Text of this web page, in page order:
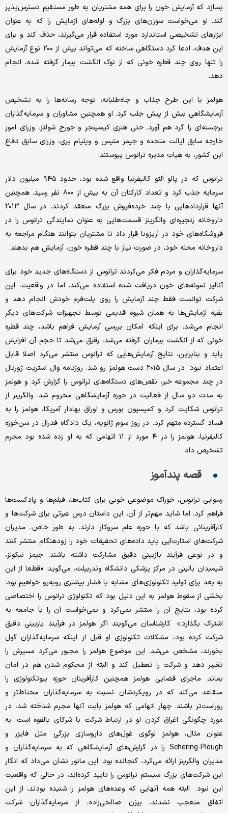
بسازد که آزمایش خون را برای همه مشتریان به طور مستقیم دسترس‌پذیر
کند. او می‌خواست سوزن‌های بزرگ و لوله‌های آزمایش را که به عنوان
ابزارهای تشخیصی استاندارد مورد استفاده قرار می‌گیرند، حذف کند و برای
این هدف، ادعا کرد دستگاهی ساخته که می‌تواند بیش از ۲۰۰ نوع آزمایش
را تنها روی چند قطره خونی که از نوک انگشت بیمار گرفته شده، انجام
دهد.
هولمز با این طرح جذاب و جاه‌طلبانه، توجه رسانه‌ها را به تشخیص
آزمایشگاهی بیش از پیش جلب کرد. او همچنین مشاوران و سرمایه‌گذاران
برجسته‌ای را گرد هم آورد. حتی هنری کیسینجر و جورج شولتز، وزرای امور
خارجه سابق ایالت متحده و جیمز متیس و ویلیام پری، وزرای سابق دفاع
این کشور، به هیات مدیره ترانوس پیوستند.
ترانوس که در پالو آلتو کالیفرنیا واقع شده بود، حدود ۹۴۵ میلیون دلار
سرمایه جذب کرد و تعداد کارکنان آن به بیش از ۸۰۰ نفر رسید. همچنین
آنها قراردادهایی با چند خرده‌فروش بزرگ منعقد کردند. در سال ۲۰۱۳
داروخانه زنجیره‌ای والگرینز قسمت‌هایی به عنوان نمایندگی ترانوس را در
فروشگاه‌های خود در آریزونا قرار داد تا مشتریان بتوانند هنگام مراجعه به
داروخانه محله خود، در صورت نیاز با چند قطره خون، آزمایش هم بدهند.
سرمایه‌گذاران و مردم فکر می‌کردند ترانوس از دستگاه‌های جدید خود برای
آنالیز نمونه‌های خون دریافت شده استفاده می‌کند. اما در واقعیت، این
شرکت توانست فقط چند آزمایش را روی پلت‌فرم خودش انجام دهد و
بقیه آزمایش‌ها به همان شیوه قدیمی توسط تجهیزات شرکت‌های دیگر
انجام می‌شد. برای اینکه امکان بررسی آزمایش فراهم باشد، چند قطره
خونی که از انگشت بیماران گرفته می‌شد، رقیق می‌شد تا حجم آن افزایش
یابد و بنابراین، نتایج آزمایش‌هایی که ترانوس منتشر می‌کرد اصلا قابل
اعتماد نبود. در سال ۲۰۱۵ دست هولمز رو شد. روزنامه وال استریت ژورنال
در چند مجموعه خبر، نقص‌های دستگاه‌های ترانوس را گزارش کرد و هولمز
به مدت دو سال از فعالیت در حوزه آزمایشگاهی محروم شد. والگرینز از
ترانوس شکایت کرد و کمیسیون بورس و اوراق بهادار آمریکا، هولمز را به
فساد گسترده متهم کرد. در روز سوم ژانویه، یک دادگاه فدرال در سن‌خوزه
کالیفرنیا، هولمز را در ۴ مورد از ۱۱ اتهامی که به او زده شده بود مجرم
تشخیص داد.
قصه پندآموز
رسوایی ترانوس، خوراک موضوعی خوبی برای کتاب‌ها، فیلم‌ها و پادکست‌ها
فراهم کرد. اما شاید مهم‌تر از آن، این داستان درس عبرتی برای شرکت‌ها و
کارآفرینانی باشد که با حوزه علم سروکار دارند. به طور خاص، مدیران
شرکت‌های استارت‌آپی باید داده‌های تحقیقات خود را زودهنگام منتشر کنند
و در نوعی فرآیند بازبینی دقیق مشارکت داشته باشند. جیمز نیکولز،
شیمیدان بالینی در مرکز پزشکی دانشگاه وندربیلت، می‌گوید: «قطعا از این
به بعد برای تولید تکنولوژی‌های مشابه با فشار بیشتری روبه‌رو خواهیم بود.
بخشی از سقوط هولمز به این دلیل بود که تکنولوژی ترانوس را اختصاصی
کرده بود، نتایج آن را منتشر نمی‌کرد و نمی‌خواست آن را با جامعه به
اشتراک بگذارد.» کارشناسان می‌گویند اگر هولمز در فرآیند بازبینی دقیق
شرکت کرده بود،‌ مشکلات تکنولوژی او قبل از اینکه سرمایه‌گذاران گول
بخورند، مشخص می‌شد. این موضوع هولمز را مجبور می‌کرد مسیرش را
تغییر دهد و شرکت را تعطیل کند و البته از محکوم شدن هم در امان
بماند. ماجرای قضایی هولمز همچنین کارآفرینان حوزه بیوتکنولوژی را
متقاعد می‌کند که در رویکردشان نسبت به سرمایه‌گذاران محتاط‌تر و
روراست‌تر باشند. چهار اتهامی که هولمز بابت آنها مجرم شناخته شد، در
مورد چگونگی اغراق کردن او در ارتباط شرکت با شرکای بالقوه است. به
عنوان مثال، هولمز لوگوی غول‌های داروسازی بزرگی مثل فایزر و
Schering-Plough را در گزارش‌های آزمایشگاهی که به سرمایه‌گذاران و
مدیران والگرینز ارائه می‌کرد، گنجانده بود. این مانور نشان می‌داد که انگار
این شرکت‌های بزرگ سیستم ترانوس را تایید کرده‌اند، در حالی که واقعیت
این نبود. البته همه آنهایی که وعده‌های هولمز را شنیده بودند، از این
اتفاق متعجب نشدند. بیژن صالحی‌زاده، از سرمایه‌گذاران شرکت